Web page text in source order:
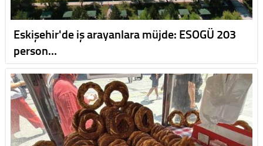
Eskişehir'de iş arayanlara müjde: ESOGÜ 203
person…